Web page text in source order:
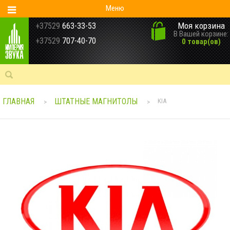
Меню
+37529 663-33-53
+37529 707-40-70
Моя корзина
В Вашей корзине:
0 товар(ов)
ГЛАВНАЯ > ШТАТНЫЕ МАГНИТОЛЫ > KIA